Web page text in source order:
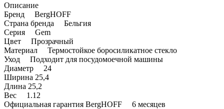
Описание
Бренд BergHOFF
Страна бренда Бельгия
Серия Gem
Цвет Прозрачный
Материал Термостойкое боросиликатное стекло
Уход Подходит для посудомоечной машины
Диаметр 24
Ширина 25,4
Длина 25,2
Вес 1.12
Официальная гарантия BergHOFF 6 месяцев